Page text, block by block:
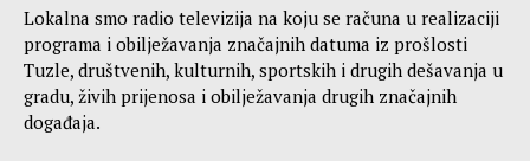
Lokalna smo radio televizija na koju se računa u realizaciji
programa i obilježavanja značajnih datuma iz prošlosti
Tuzle, društvenih, kulturnih, sportskih i drugih dešavanja u
gradu, živih prijenosa i obilježavanja drugih značajnih
događaja.